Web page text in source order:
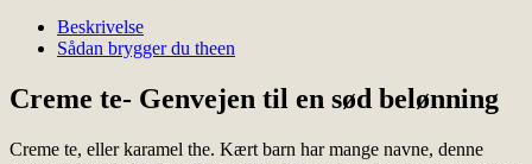
Beskrivelse
Sådan brygger du theen
Creme te- Genvejen til en sød belønning
Creme te, eller karamel the. Kært barn har mange navne, denne